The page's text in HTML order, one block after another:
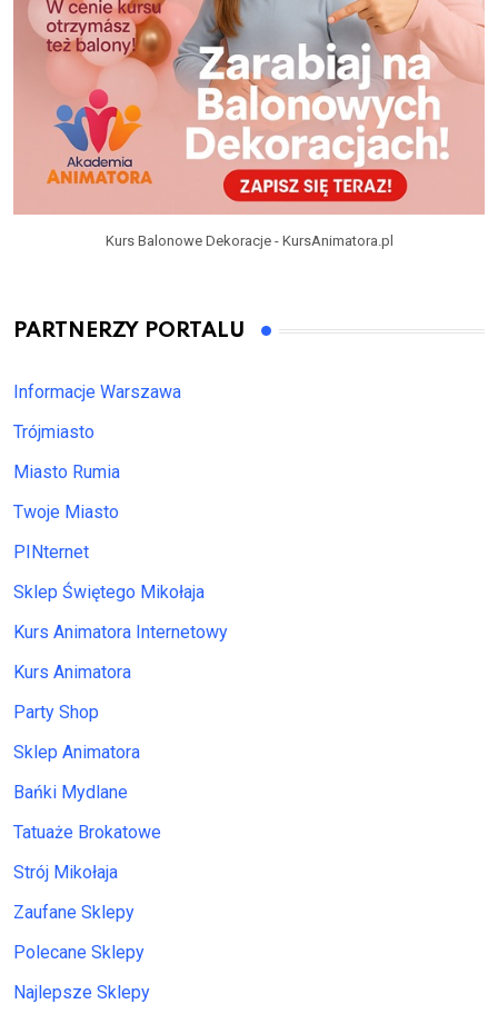
Kurs Balonowe Dekoracje - KursAnimatora.pl
PARTNERZY PORTALU
Informacje Warszawa
Trójmiasto
Miasto Rumia
Twoje Miasto
PINternet
Sklep Świętego Mikołaja
Kurs Animatora Internetowy
Kurs Animatora
Party Shop
Sklep Animatora
Bańki Mydlane
Tatuaże Brokatowe
Strój Mikołaja
Zaufane Sklepy
Polecane Sklepy
Najlepsze Sklepy